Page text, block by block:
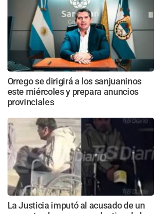
Orrego se dirigirá a los sanjuaninos
este miércoles y prepara anuncios
provinciales
La Justicia imputó al acusado de un